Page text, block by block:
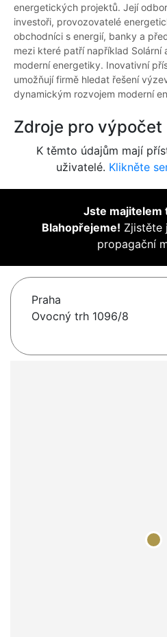
energetických projektů. Její
investoři, provozovatelé
obchodníci s energií, banky a
mezi které patří například Solární
moderní energetiky. Inovativní
umožňují firmě hledat řešení
dynamickým rozvojem moderní
Zdroje pro výpočet
K těmto údajům mají
uživatelé. Klikněte
Jste majitelem
Blahopřejeme! Zjistěte
propagační
Praha
Ovocný trh 1096/8